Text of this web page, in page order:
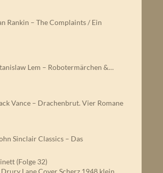
Rankin – The Complaints / Ein
Lem – Robotermärchen &…
Vance – Drachenbrut. Vier Romane
Sinclair Classics – Das
(Folge 32)